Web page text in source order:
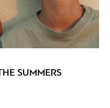
SUMMERS